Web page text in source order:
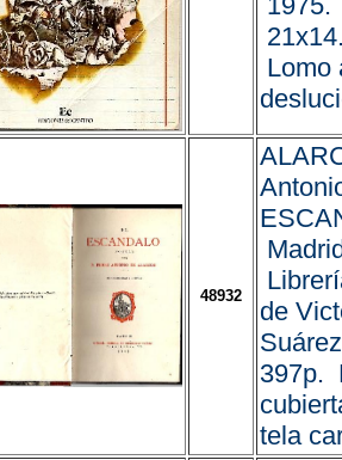
Lomo
48932
de
397p.
tela